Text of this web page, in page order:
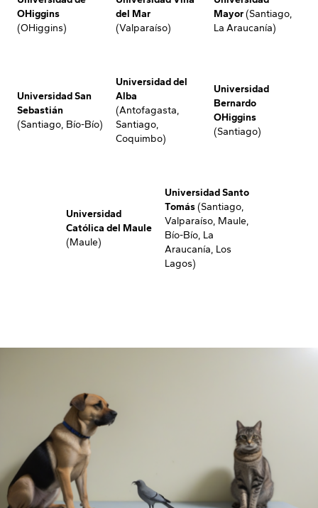
OHiggins
(OHiggins)
del Mar
(Valparaíso)
Mayor(Santiago,
La Araucanía)
Universidad San
Sebastián
(Santiago, Bío-Bío)
Universidad del
Alba
(Antofagasta,
Santiago,
Coquimbo)
Universidad
Bernardo
OHiggins
(Santiago)
Universidad
Católica del Maule
(Maule)
Universidad Santo
Tomás(Santiago,
Valparaíso, Maule,
Bío-Bío, La
Araucanía, Los
Lagos)